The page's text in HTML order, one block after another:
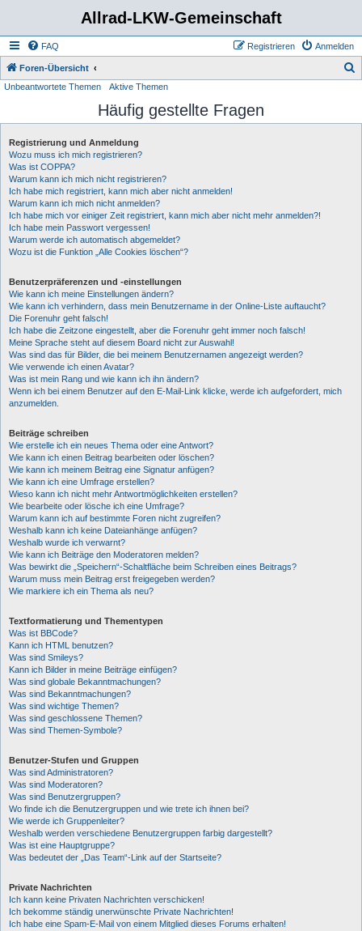
Allrad-LKW-Gemeinschaft
FAQ Anmelden
Registrieren
Foren-Übersicht
h
Unbeantwortete Themen Aktive Themen
Häufig gestellte Fragen
Registrierung und Anmeldung
Wozu muss ich mich registrieren?
Was ist COPPA?
Warum kann ich mich nicht registrieren?
Ich habe mich registriert, kann mich aber nicht anmelden!
Warum kann ich mich nicht anmelden?
Ich habe mich vor einiger Zeit registriert, kann mich aber nicht mehr anmelden?!
Ich habe mein Passwort vergessen!
Warum werde ich automatisch abgemeldet?
Wozu ist die Funktion „Alle Cookies löschen“?
Benutzerpräferenzen und -einstellungen
Wie kann ich meine Einstellungen ändern?
Wie kann ich verhindern, dass mein Benutzername in der Online-Liste auftaucht?
Die Forenuhr geht falsch!
Ich habe die Zeitzone eingestellt, aber die Forenuhr geht immer noch falsch!
Meine Sprache steht auf diesem Board nicht zur Auswahl!
Was sind das für Bilder, die bei meinem Benutzernamen angezeigt werden?
Wie verwende ich einen Avatar?
Was ist mein Rang und wie kann ich ihn ändern?
Wenn ich bei einem Benutzer auf den E-Mail-Link klicke, werde ich aufgefordert, mich
anzumelden.
Beiträge schreiben
Wie erstelle ich ein neues Thema oder eine Antwort?
Wie kann ich einen Beitrag bearbeiten oder löschen?
Wie kann ich meinem Beitrag eine Signatur anfügen?
Wie kann ich eine Umfrage erstellen?
Wieso kann ich nicht mehr Antwortmöglichkeiten erstellen?
Wie bearbeite oder lösche ich eine Umfrage?
Warum kann ich auf bestimmte Foren nicht zugreifen?
Weshalb kann ich keine Dateianhänge anfügen?
Weshalb wurde ich verwarnt?
Wie kann ich Beiträge den Moderatoren melden?
Was bewirkt die „Speichern“-Schaltfläche beim Schreiben eines Beitrags?
Warum muss mein Beitrag erst freigegeben werden?
Wie markiere ich ein Thema als neu?
Textformatierung und Thementypen
Was ist BBCode?
Kann ich HTML benutzen?
Was sind Smileys?
Kann ich Bilder in meine Beiträge einfügen?
Was sind globale Bekanntmachungen?
Was sind Bekanntmachungen?
Was sind wichtige Themen?
Was sind geschlossene Themen?
Was sind Themen-Symbole?
Benutzer-Stufen und Gruppen
Was sind Administratoren?
Was sind Moderatoren?
Was sind Benutzergruppen?
Wo finde ich die Benutzergruppen und wie trete ich ihnen bei?
Wie werde ich Gruppenleiter?
Weshalb werden verschiedene Benutzergruppen farbig dargestellt?
Was ist eine Hauptgruppe?
Was bedeutet der „Das Team“-Link auf der Startseite?
Private Nachrichten
Ich kann keine Privaten Nachrichten verschicken!
Ich bekomme ständig unerwünschte Private Nachrichten!
Ich habe eine Spam-E-Mail von einem Mitglied dieses Forums erhalten!